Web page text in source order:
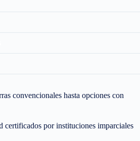
convencionales hasta opciones con
certificados por instituciones imparciales